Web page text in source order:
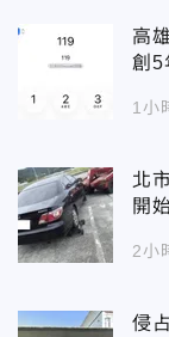
高
創5
1小
北
開
2小
侵